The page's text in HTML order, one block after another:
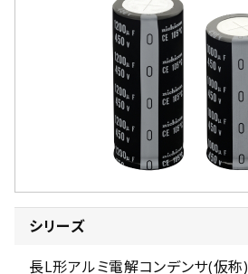
シリーズ
長L形アルミ電解コンデンサ(仮称)